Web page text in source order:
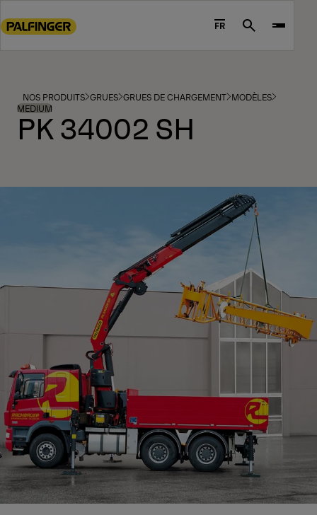
to
footer
content
FR Search
NOS PRODUITS GRUES GRUES DE CHARGEMENT MODÈLES
MEDIUM
PK 34002 SH